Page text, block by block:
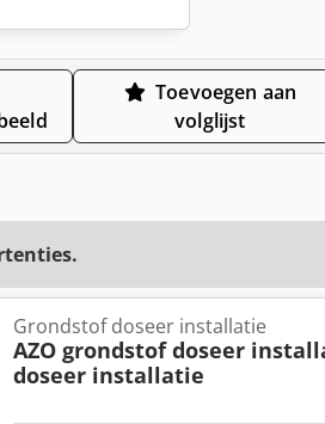
Toevoegen aan
volglijst
Grondstof doseer installatie
AZO grondstof doseer
doseer installatie